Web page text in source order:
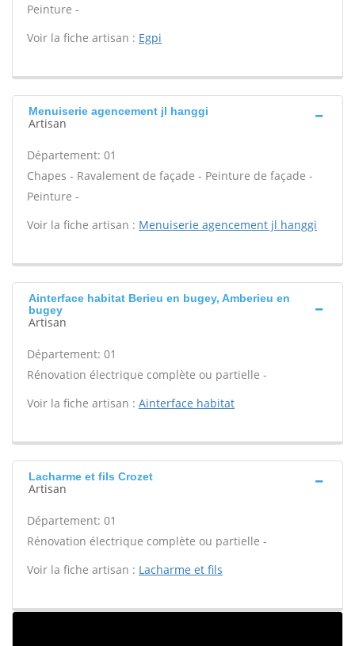
Peinture -
Voir la fiche artisan : Egpi
Menuiserie agencement jl hanggi
Artisan
Département: 01
Chapes - Ravalement de façade - Peinture de façade -
Peinture -
Voir la fiche artisan : Menuiserie agencement jl hanggi
Ainterface habitat Berieu en bugey, Amberieu en
bugey
Artisan
Département: 01
Rénovation électrique complète ou partielle -
Voir la fiche artisan : Ainterface habitat
Lacharme et fils Crozet
Artisan
Département: 01
Rénovation électrique complète ou partielle -
Voir la fiche artisan : Lacharme et fils